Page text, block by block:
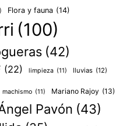
Flora y fauna (14)
(100)
(42)
(22) limpieza (11) lluvias (12)
machismo (11) Mariano Rajoy (13)
Pavón (43)